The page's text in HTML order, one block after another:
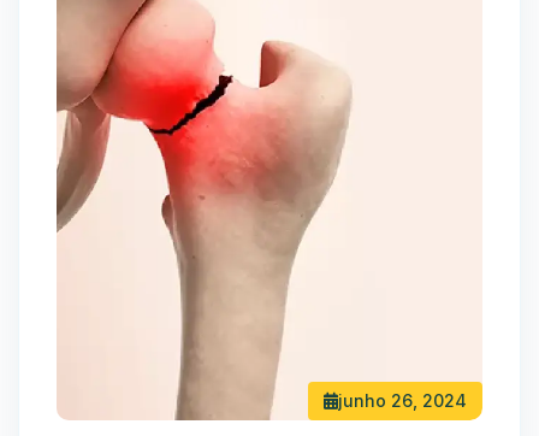
junho 26, 2024